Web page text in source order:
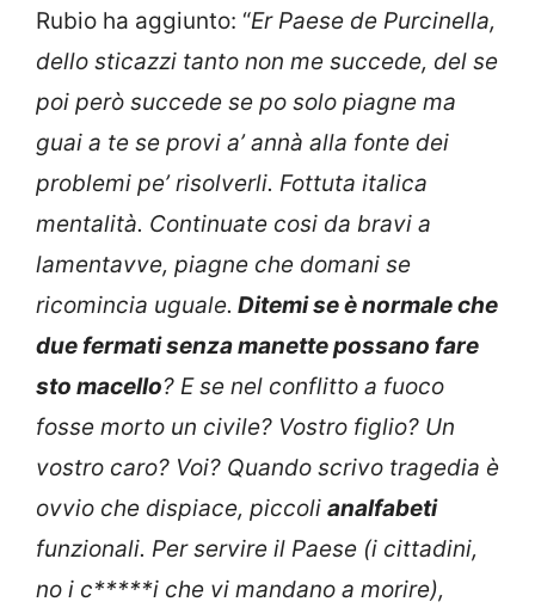
Rubio ha aggiunto: “Er Paese de Purcinella,
dello sticazzi tanto non me succede, del se
poi però succede se po solo piagne ma
guai a te se provi a’ annà alla fonte dei
problemi pe’ risolverli. Fottuta italica
mentalità. Continuate cosi da bravi a
lamentavve, piagne che domani se
ricomincia uguale. Ditemi se è normale che
due fermati senza manette possano fare
sto macello? E se nel conflitto a fuoco
fosse morto un civile? Vostro figlio? Un
vostro caro? Voi? Quando scrivo tragedia è
ovvio che dispiace, piccoli analfabeti
funzionali. Per servire il Paese (i cittadini,
no i c*****i che vi mandano a morire),